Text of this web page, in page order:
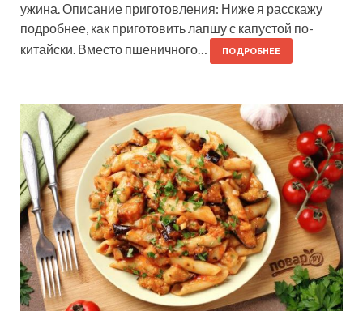
ужина. Описание приготовления: Ниже я расскажу
подробнее, как приготовить лапшу с капустой по-
китайски. Вместо пшеничного…
ПОДРОБНЕЕ